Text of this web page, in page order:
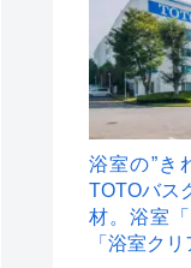
浴室の”き
TOTOバス
材。浴室
「浴室クリ